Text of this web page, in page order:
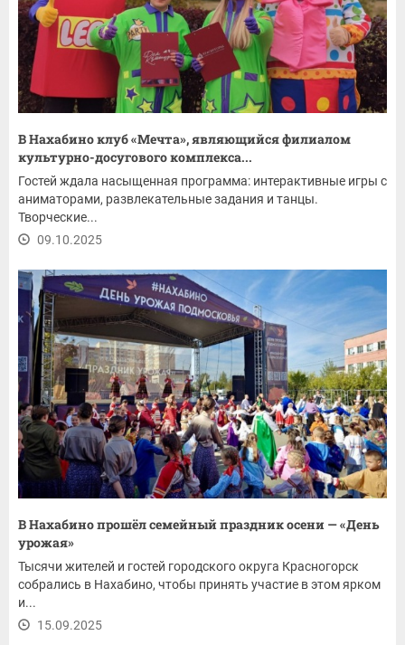
В Нахабино клуб «Мечта», являющийся филиалом
культурно-досугового комплекса...
Гостей ждала насыщенная программа: интерактивные игры с
аниматорами, развлекательные задания и танцы.
Творческие...
09.10.2025
В Нахабино прошёл семейный праздник осени — «День
урожая»
Тысячи жителей и гостей городского округа Красногорск
собрались в Нахабино, чтобы принять участие в этом ярком
и...
15.09.2025